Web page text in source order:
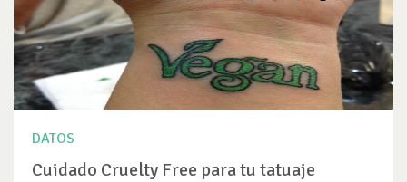
DATOS
Cuidado Cruelty Free para tu tatuaje